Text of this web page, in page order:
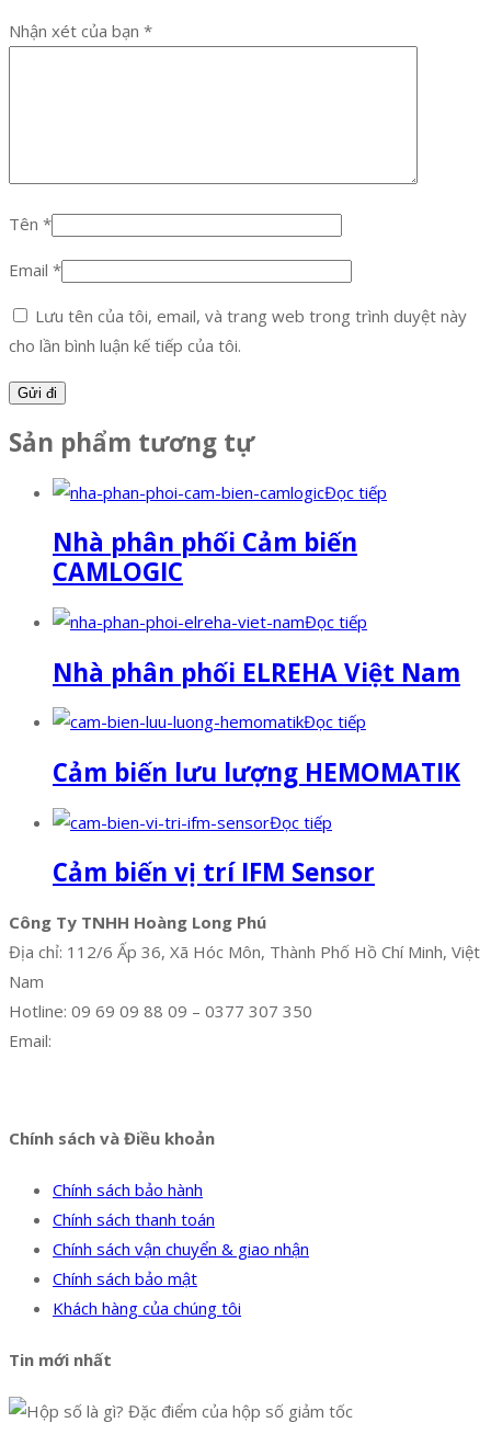
Nhận xét của bạn *
Tên *
Email *
Lưu tên của tôi, email, và trang web trong trình duyệt này
cho lần bình luận kế tiếp của tôi.
Sản phẩm tương tự
Đọc tiếp
Nhà phân phối Cảm biến
CAMLOGIC
Đọc tiếp
Nhà phân phối ELREHA Việt Nam
Đọc tiếp
Cảm biến lưu lượng HEMOMATIK
Đọc tiếp
Cảm biến vị trí IFM Sensor
Công Ty TNHH Hoàng Long Phú
Địa chỉ: 112/6 Ấp 36, Xã Hóc Môn, Thành Phố Hồ Chí Minh, Việt
Nam
Hotline: 09 69 09 88 09 – 0377 307 350
Email:
Chính sách và Điều khoản
Chính sách bảo hành
Chính sách thanh toán
Chính sách vận chuyển & giao nhận
Chính sách bảo mật
Khách hàng của chúng tôi
Tin mới nhất